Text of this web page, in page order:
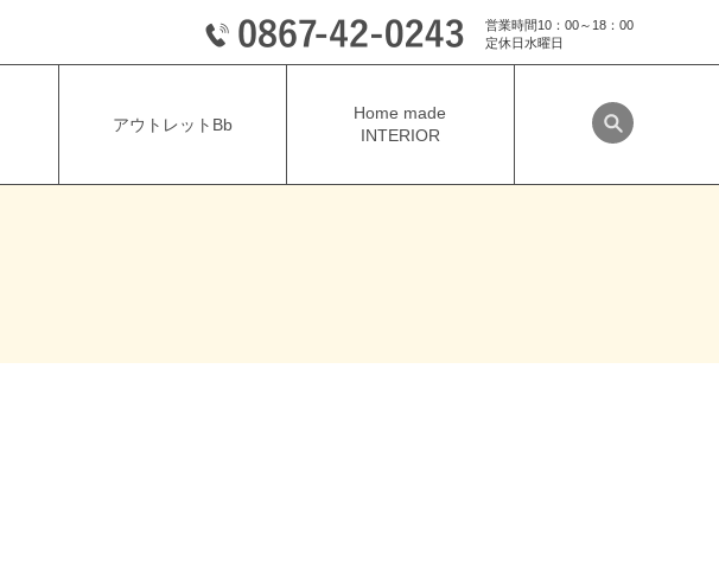
営業時間10：00～18：00
定休日水曜日
アウトレットBb
Home made
INTERIOR